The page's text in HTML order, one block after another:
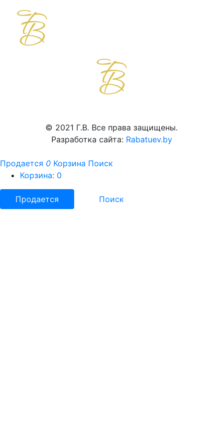
© 2021 Г.В. Все права защищены.
Разработка сайта: Rabatuev.by
Продается 0 Корзина Поиск
Корзина: 0
Продается Поиск